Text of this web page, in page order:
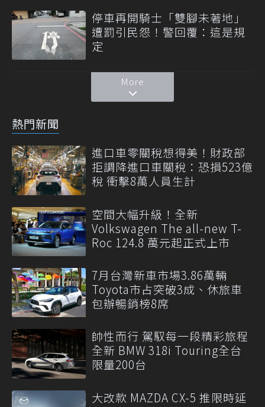
停車再開騎士「雙腳未著地」
遭罰引民怨！警回覆：這是規
定
More
熱門新聞
進口車零關稅想得美！財政部
拒調降進口車關稅：恐損523億
稅 衝擊8萬人員生計
空間大幅升級！全新
Volkswagen The all-new T-
Roc 124.8 萬元起正式上市
7月台灣新車市場3.86萬輛
Toyota市占突破3成、休旅車
包辦暢銷榜8席
帥性而行 駕馭每一段精彩旅程
全新 BMW 318i Touring全台
限量200台
大改款 MAZDA CX-5 推限時延